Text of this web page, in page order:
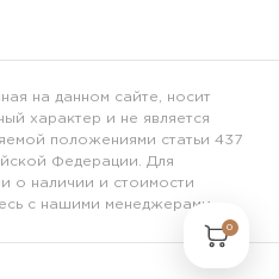
на данном сайте, носит
характер и не является
положениями статьи 437
Федерации. Для
о наличии и стоимости
с нашими менеджерами.
0